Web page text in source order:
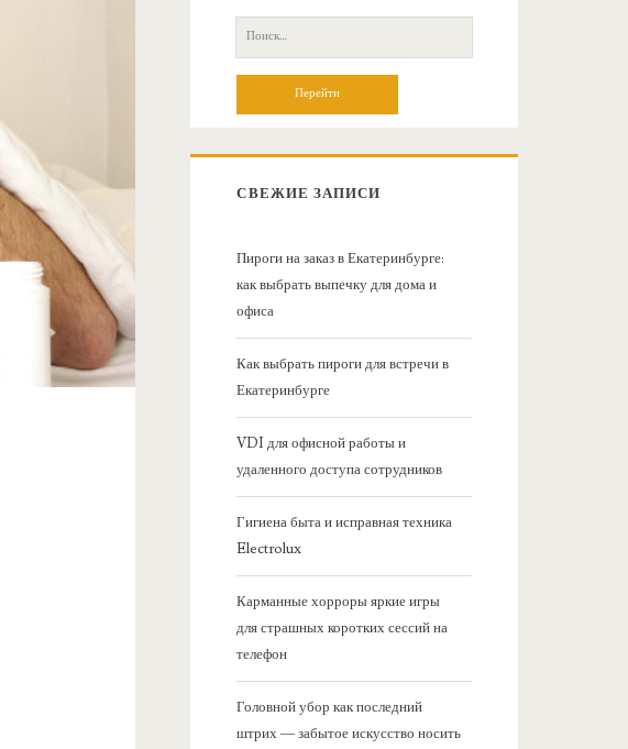
о
П
о
:
СВЕЖИЕ ЗАПИСИ
Пироги на заказ в Екатеринбурге:
как выбрать выпечку для дома и
офиса
Как выбрать пироги для встречи в
Екатеринбурге
VDI для офисной работы и
удаленного доступа сотрудников
Гигиена быта и исправная техника
Electrolux
Карманные хорроры яркие игры
для страшных коротких сессий на
телефон
Головной убор как последний
штрих — забытое искусство носить